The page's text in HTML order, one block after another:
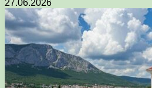
27.06.2026